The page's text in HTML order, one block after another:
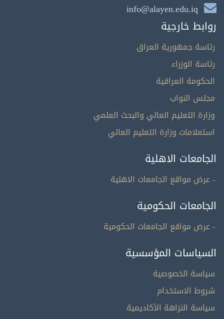
info@alayen.edu.iq
روابط خارجية
رئاسة جمهورية العراق
رئاسة الوزراء
الحكومة العراقية
مجلس النواب
وزارة التعليم العالي والبحث العلمي
استعلامات وزارة التعليم العالي
الجامعات الاهلية
- عرض مواقع الجامعات الاهلية
الجامعات الحكومية
- عرض مواقع الجامعات الحكومية
السياسات المؤسسية
سياسة الخصوصية
شروط الاستخدام
سياسة النزاهة الأكاديمية